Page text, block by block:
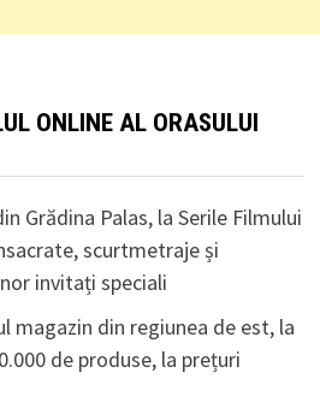
ONLINE AL ORASULUI
Grădina Palas, la Serile Filmului
scurtmetraje și
invitați speciali
magazin din regiunea de est, la
de produse, la prețuri